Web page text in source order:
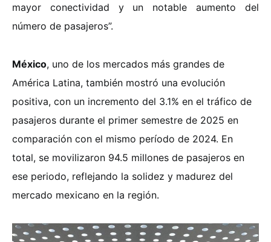
mayor conectividad y un notable aumento del
número de pasajeros”.
México, uno de los mercados más grandes de
América Latina, también mostró una evolución
positiva, con un incremento del 3.1% en el tráfico de
pasajeros durante el primer semestre de 2025 en
comparación con el mismo período de 2024. En
total, se movilizaron 94.5 millones de pasajeros en
ese periodo, reflejando la solidez y madurez del
mercado mexicano en la región.